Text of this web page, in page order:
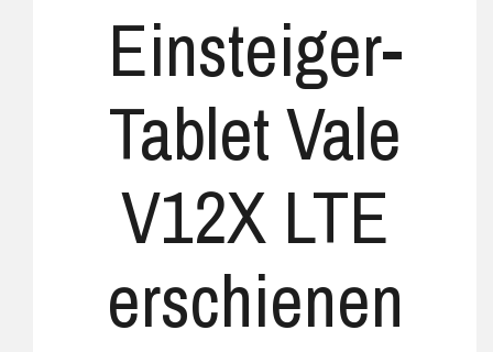
Einsteiger-
Tablet Vale
V12X LTE
erschienen